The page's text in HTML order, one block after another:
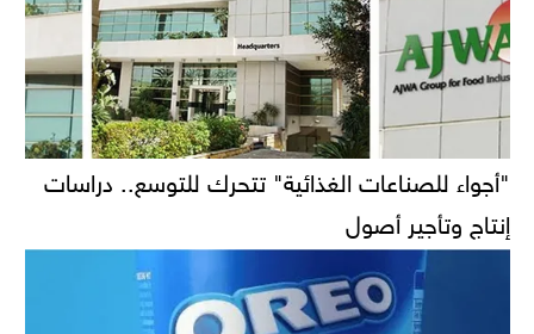
"أجواء للصناعات الغذائية" تتحرك للتوسع.. دراسات
إنتاج وتأجير أصول